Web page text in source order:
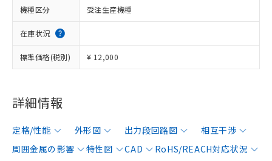
機種区分 受注生産機種
在庫状況
標準価格(税別) ¥ 12,000
詳細情報
定格/性能 外形図 出力段回路図
相互干渉
周囲金属の影響
特性図 CAD
RoHS/REACH対応状況